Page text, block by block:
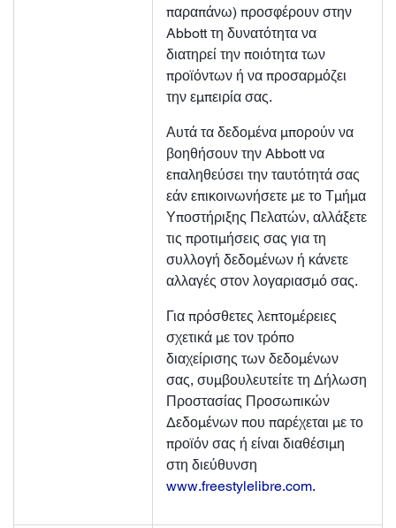
παραπάνω) προσφέρουν στην
Abbott τη δυνατότητα να
διατηρεί την ποιότητα των
προϊόντων ή να προσαρμόζει
την εμπειρία σας.
Αυτά τα δεδομένα μπορούν να
βοηθήσουν την Abbott να
επαληθεύσει την ταυτότητά σας
εάν επικοινωνήσετε με το Τμήμα
Υποστήριξης Πελατών, αλλάξετε
τις προτιμήσεις σας για τη
συλλογή δεδομένων ή κάνετε
αλλαγές στον λογαριασμό σας.
Για πρόσθετες λεπτομέρειες
σχετικά με τον τρόπο
διαχείρισης των δεδομένων
σας, συμβουλευτείτε τη Δήλωση
Προστασίας Προσωπικών
Δεδομένων που παρέχεται με το
προϊόν σας ή είναι διαθέσιμη
στη διεύθυνση
www.freestylelibre.com.